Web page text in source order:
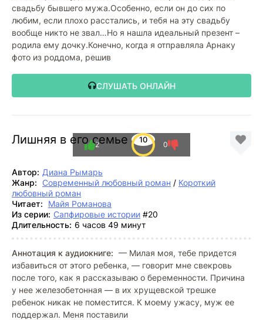
свадьбу бывшего мужа.Особенно, если он до сих по
любим, если плохо расстались, и тебя на эту свадьбу
вообще никто не звал…Но я нашла идеальный презент –
родила ему дочку.Конечно, когда я отправляла Арнаку
фото из роддома, решив
СЛУШАТЬ ОНЛАЙН
Лишняя в его семье 10
2 0
Автор: Диана Рымарь
Жанр: Современный любовный роман / Короткий
любовный роман
Читает:
Майя Романова
Из серии: Сапфировые истории #20
Длительность: 6 часов 49 минут
Аннотация к аудиокниге: — Милая моя, тебе придется
избавиться от этого ребенка, — говорит мне свекровь
после того, как я рассказываю о беременности. Причина
у нее железобетонная — в их хрущевской трешке
ребенок никак не поместится. К моему ужасу, муж ее
поддержал. Меня поставили